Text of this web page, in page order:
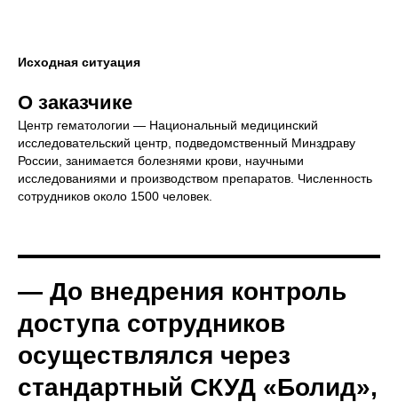
Исходная ситуация
О заказчике
Центр гематологии — Национальный медицинский
исследовательский центр, подведомственный Минздраву
России, занимается болезнями крови, научными
исследованиями и производством препаратов. Численность
сотрудников около 1500 человек.
— До внедрения контроль
доступа сотрудников
осуществлялся через
стандартный СКУД «Болид»,